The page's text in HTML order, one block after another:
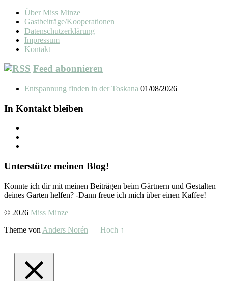
Über Miss Minze
Gastbeiträge/Kooperationen
Datenschutzerklärung
Impressum
Kontakt
Feed abonnieren
Entspannung finden in der Toskana 01/08/2026
In Kontakt bleiben
Unterstütze meinen Blog!
Konnte ich dir mit meinen Beiträgen beim Gärtnern und Gestalten
deines Garten helfen? -Dann freue ich mich über einen Kaffee!
© 2026 Miss Minze
Theme von Anders Norén — Hoch ↑